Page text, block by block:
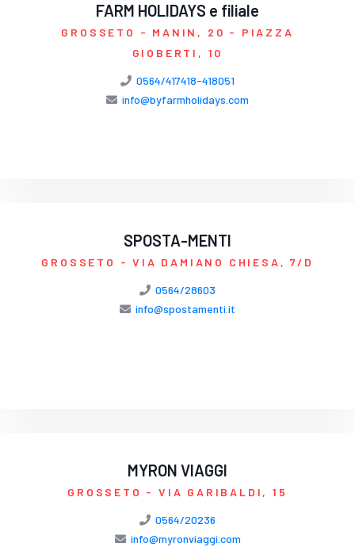
FARM HOLIDAYS e filiale
GROSSETO
- MANIN, 20 - PIAZZA
GIOBERTI, 10
0564/417418-418051
info@byfarmholidays.com
SPOSTA-MENTI
GROSSETO - VIA DAMIANO CHIESA, 7/D
0564/28603
info@spostamenti.it
MYRON VIAGGI
GROSSETO - VIA GARIBALDI, 15
0564/20236
info@myronviaggi.com